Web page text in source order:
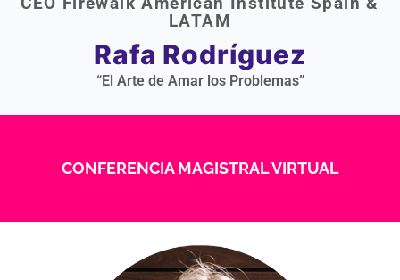
LATAM
Rafa Rodríguez
“El Arte de Amar los Problemas”
CONFERENCIA MAGISTRAL VIRTUAL